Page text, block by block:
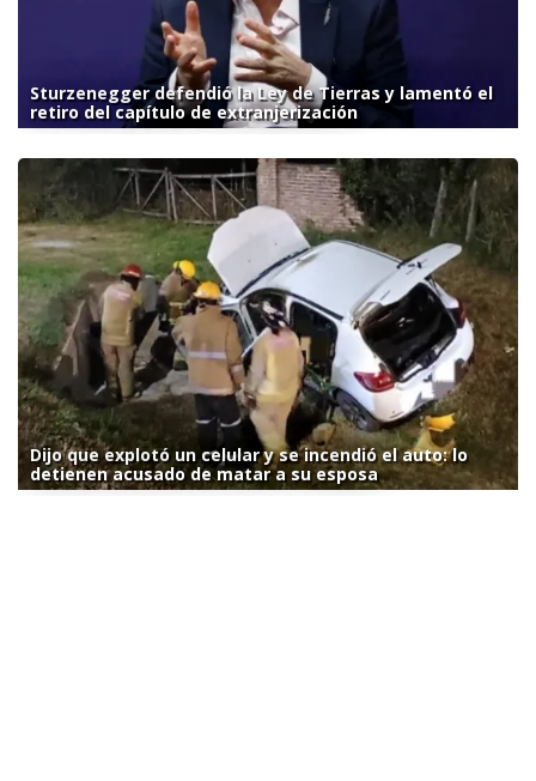
Sturzenegger defendió la Ley de Tierras y lamentó el
retiro del capítulo de extranjerización
Dijo que explotó un celular y se incendió el auto: lo
detienen acusado de matar a su esposa